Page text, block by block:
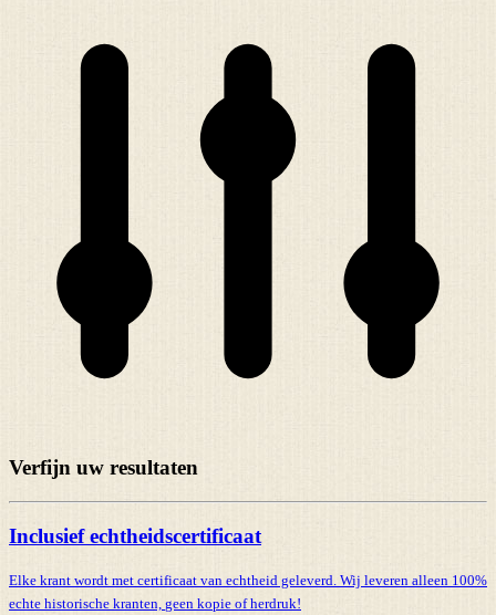
Verfijn uw resultaten
Inclusief echtheidscertificaat
Elke krant wordt met certificaat van echtheid geleverd. Wij leveren alleen 100%
echte historische kranten, geen kopie of herdruk!